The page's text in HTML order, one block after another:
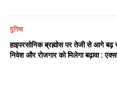
दुनिया
हाइपरसोनिक ब्रह्मोस पर तेजी से आगे बढ़
निवेश और रोजगार को मिलेगा बढ़ावा :